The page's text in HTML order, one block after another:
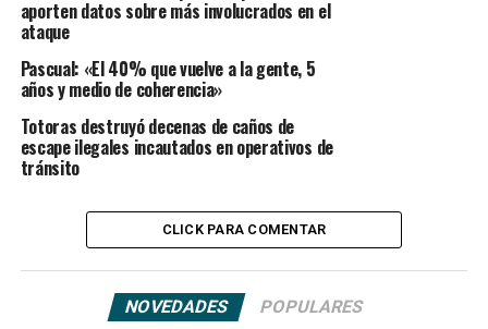
aporten datos sobre más involucrados en el
ataque
Pascual: «El 40% que vuelve a la gente, 5
años y medio de coherencia»
Totoras destruyó decenas de caños de
escape ilegales incautados en operativos de
tránsito
CLICK PARA COMENTAR
NOVEDADES POPULARES